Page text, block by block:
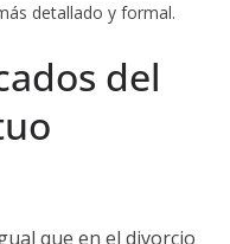
detallado y formal.
del
que en el divorcio